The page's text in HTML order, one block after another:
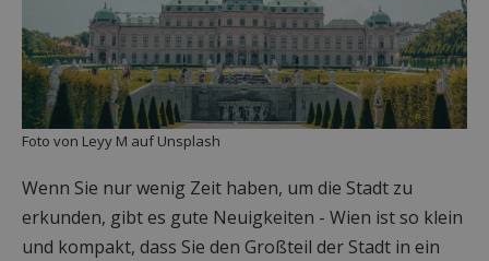
Foto von Leyy M auf Unsplash
Wenn Sie nur wenig Zeit haben, um die Stadt zu
erkunden, gibt es gute Neuigkeiten - Wien ist so klein
und kompakt, dass Sie den Großteil der Stadt in ein